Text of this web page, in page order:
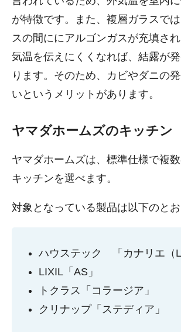
が特徴です。また、複層ガラスで
スの間ににアルゴンガスが充填さ
気温を伝えにくくなれば、結露が
ります。そのため、カビやダニの
いというメリットがあります。
ヤマダホームズのキッチン
ヤマダホームズは、標準仕様で複
キッチンを選べます。
対象となっている製品は以下のとお
ハウステック 「カナリエ（
LIXIL「AS」
トクラス「コラージア」
クリナップ「ステディア」